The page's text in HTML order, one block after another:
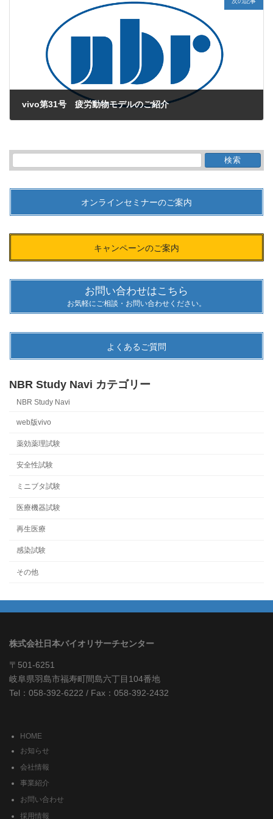
vivo第31号 疲労動物モデルのご紹介
検
索:
オンラインセミナーのご案内
キャンペーンのご案内
お問い合わせはこちら
お気軽にご相談・お問い合わせください。
よくあるご質問
NBR Study Navi カテゴリー
NBR Study Navi
web版vivo
薬効薬理試験
安全性試験
ミニブタ試験
医療機器試験
再生医療
感染試験
その他
株式会社日本バイオリサーチセンター
〒501-6251
岐阜県羽島市福寿町間島六丁目104番地
Tel：058-392-6222 / Fax：058-392-2432
HOME
お知らせ
会社情報
事業紹介
お問い合わせ
採用情報